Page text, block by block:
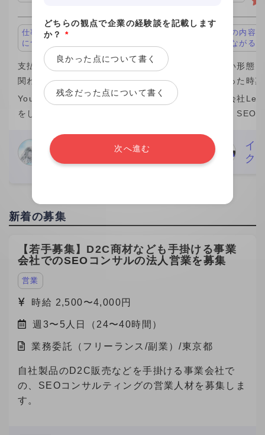
仕事の内容が面白い、キャリアアップ
につながる
支払い形態：1制作 ￥10,000
関わった時期：2026年
YouTubeなどを中心に動画編集の業務
をしています。 私自身、この1年間(仕
素直に嬉しいです。 そのきっかけをく
れたのがビデオチューブさんでした。
Nari Meguro
29歳
仕事の内容
につながる
支払い形態
関わった時
株式会社
では、SEO
ら分析改善
た。特に、
イ
ク
新着の募集
【若手募集】D2C商材なども手掛ける事業
会社でのSEOコンサルの法人営業を募集
営業
時給 2,500〜4,000円
週3〜5人日（24〜40時間）
業務委託（フリーランス/副業）/東京都
自社製品のD2C販売などを手掛ける事業会社で
の、SEOコンサルティングの営業人材を募集しま
す。
どちらの観点で企業の経験談を記載します
か？
*
良かった点について書く
残念だった点について書く
次へ進む